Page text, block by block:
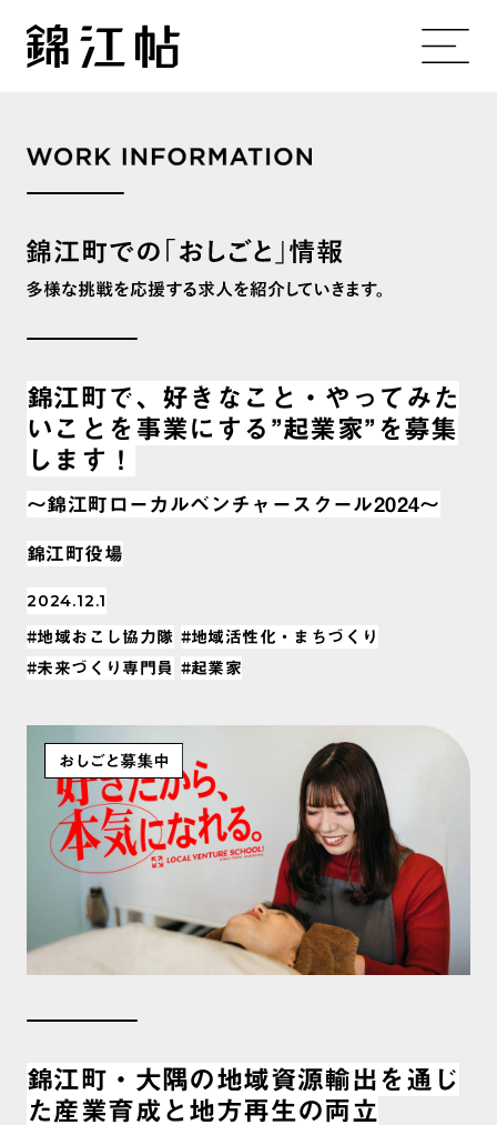
錦江町で、好きなこと・やってみた
いことを事業にする”起業家”を募集
します！
〜錦江町ローカルベンチャースクール2024〜
錦江町役場
2024.12.1
#地域おこし協力隊 #地域活性化・まちづくり
#未来づくり専門員 #起業家
錦江町・大隅の地域資源輸出を通じ
た産業育成と地方再生の両立